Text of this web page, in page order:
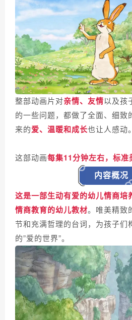
整部动画片对亲情、友情以及孩
的一些问题，都做了全面、细致
来的爱、温暖和成长也让人感动。
这部动画每集11分钟左右，标
内容概况
这是一部生动有爱的幼儿情商培
情商教育的幼儿教材。 唯美精致
节和充满哲理的台词，为孩子们
的”爱的世界”。